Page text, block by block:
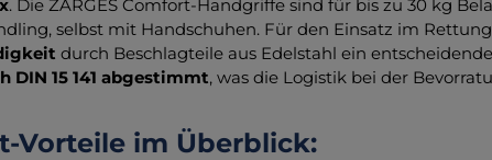
. Die ZARGES Comfort-Handgriffe sind für bis zu 30 kg
selbst mit Handschuhen. Für den Einsatz im
durch Beschlagteile aus Edelstahl ein
DIN 15 141 abgestimmt, was die Logistik bei der
Vorteile im Überblick: